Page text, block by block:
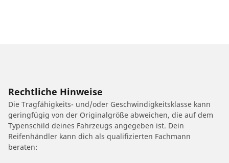
Rechtliche Hinweise
Die Tragfähigkeits- und/oder Geschwindigkeitsklasse kann
geringfügig von der Originalgröße abweichen, die auf dem
Typenschild deines Fahrzeugs angegeben ist. Dein
Reifenhändler kann dich als qualifizierten Fachmann
beraten: